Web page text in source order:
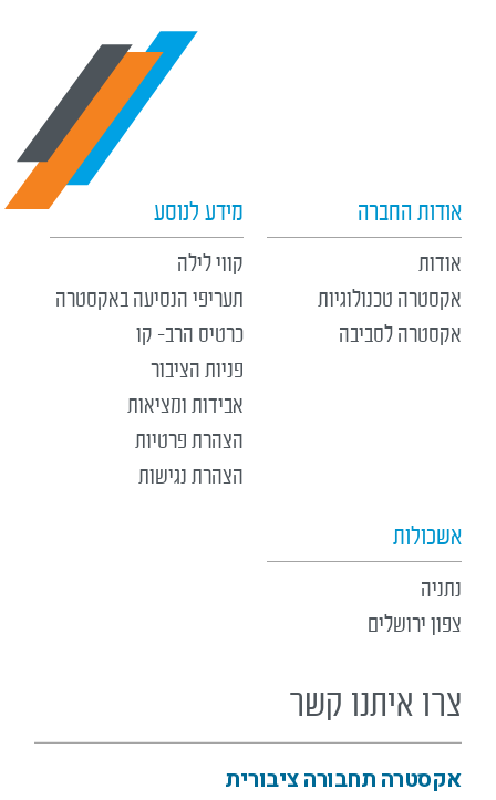
צרו איתנו קשר
אקסטרה תחבורה ציבורית
אודות החברה
אודות
אקסטרה טכנולוגיות
אקסטרה לסביבה
מידע לנוסע
קווי לילה
תעריפי הנסיעה באקסטרה
כרטיס הרב- קו
פניות הציבור
אבידות ומציאות
הצהרת פרטיות
הצהרת נגישות
אשכולות
נתניה
צפון ירושלים